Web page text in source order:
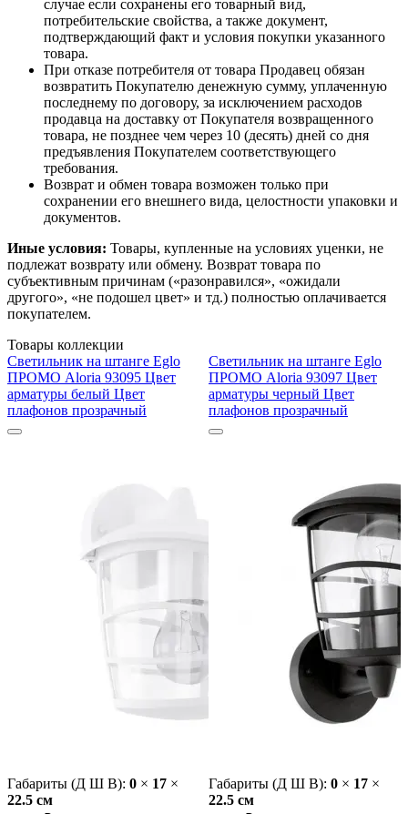
случае если сохранены его товарный вид,
потребительские свойства, а также документ,
подтверждающий факт и условия покупки указанного
товара.
При отказе потребителя от товара Продавец обязан
возвратить Покупателю денежную сумму, уплаченную
последнему по договору, за исключением расходов
продавца на доставку от Покупателя возвращенного
товара, не позднее чем через 10 (десять) дней со дня
предъявления Покупателем соответствующего
требования.
Возврат и обмен товара возможен только при
сохранении его внешнего вида, целостности упаковки и
документов.
Иные условия: Товары, купленные на условиях уценки, не
подлежат возврату или обмену. Возврат товара по
субъективным причинам («разонравился», «ожидали
другого», «не подошел цвет» и тд.) полностью оплачивается
покупателем.
Товары коллекции
Светильник на штанге Eglo
ПРОМО Aloria 93095 Цвет
арматуры белый Цвет
плафонов прозрачный
Габариты (Д Ш В): 0 × 17 ×
22.5 cм
Светильник на штанге Eglo
ПРОМО Aloria 93097 Цвет
арматуры черный Цвет
плафонов прозрачный
Габариты (Д Ш В): 0 × 17 ×
22.5 cм